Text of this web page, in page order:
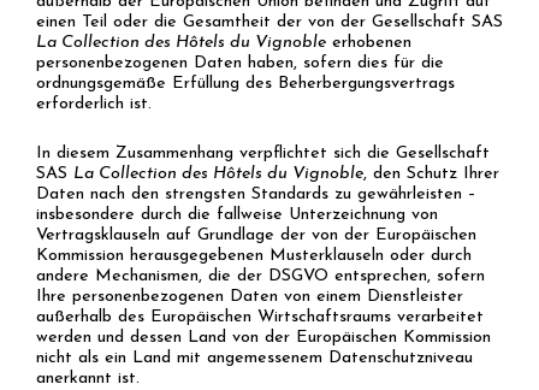
einen Teil oder die Gesamtheit der von der Gesellschaft SAS
La Collection des Hôtels du Vignobleerhobenen
personenbezogenen Daten haben, sofern dies für die
ordnungsgemäße Erfüllung des Beherbergungsvertrags
erforderlich ist.
In diesem Zusammenhang verpflichtet sich die Gesellschaft
SAS La Collection des Hôtels du Vignoble, den Schutz Ihrer
Daten nach den strengsten Standards zu gewährleisten –
insbesondere durch die fallweise Unterzeichnung von
Vertragsklauseln auf Grundlage der von der Europäischen
Kommission herausgegebenen Musterklauseln oder durch
andere Mechanismen, die der DSGVO entsprechen, sofern
Ihre personenbezogenen Daten von einem Dienstleister
außerhalb des Europäischen Wirtschaftsraums verarbeitet
werden und dessen Land von der Europäischen Kommission
nicht als ein Land mit angemessenem Datenschutzniveau
anerkannt ist.